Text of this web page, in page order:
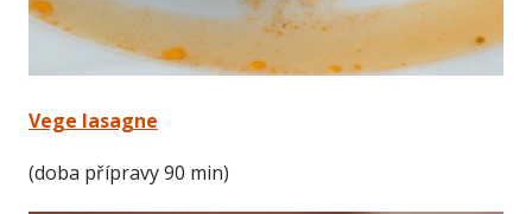
Vege lasagne
(doba přípravy 90 min)